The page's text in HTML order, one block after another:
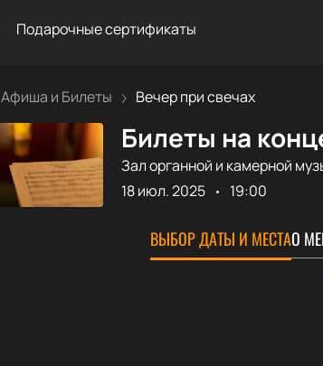
Подарочные сертификаты
Афиша и Билеты Вечер при свечах
Билеты на
Зал органной и камерной
18 июл. 2025
19:00
ВЫБОР ДАТЫ И МЕСТАО